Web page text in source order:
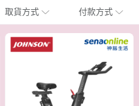
取貨方式 付款方式